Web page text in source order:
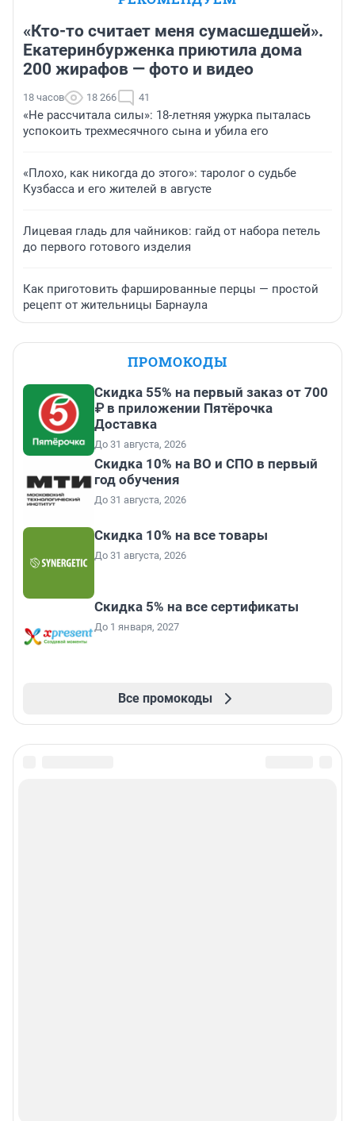
«Кто-то считает меня сумасшедшей».
Екатеринбурженка приютила дома
200 жирафов — фото и видео
18 часов 18 266 41
«Не рассчитала силы»: 18-летняя ужурка пыталась
успокоить трехмесячного сына и убила его
«Плохо, как никогда до этого»: таролог о судьбе
Кузбасса и его жителей в августе
Лицевая гладь для чайников: гайд от набора петель
до первого готового изделия
Как приготовить фаршированные перцы — простой
рецепт от жительницы Барнаула
ПРОМОКОДЫ
Скидка 55% на первый заказ от 700
₽ в приложении Пятёрочка
Доставка
До 31 августа, 2026
Скидка 10% на ВО и СПО в первый
год обучения
До 31 августа, 2026
Скидка 10% на все товары
До 31 августа, 2026
Скидка 5% на все сертификаты
До 1 января, 2027
Все промокоды